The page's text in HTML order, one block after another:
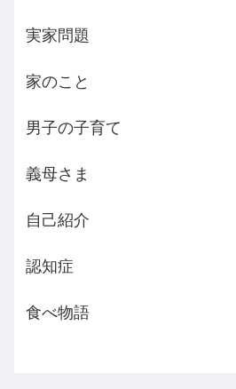
実家問題
家のこと
男子の子育て
義母さま
自己紹介
認知症
食べ物語